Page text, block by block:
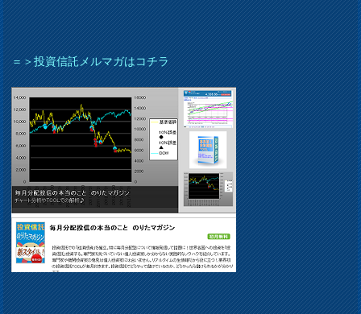
＝＞投資信託メルマガはコチラ